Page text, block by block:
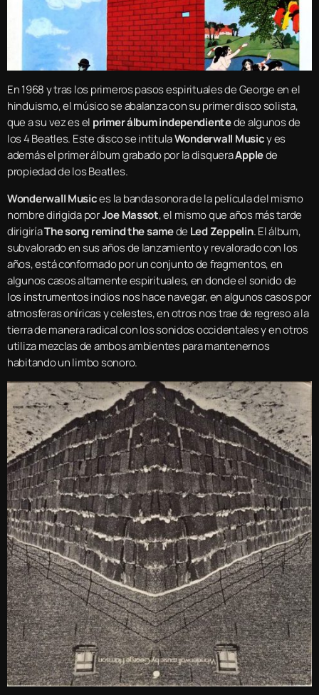
En 1968 y tras los primeros pasos espirituales de George en el
hinduismo, el músico se abalanza con su primer disco solista,
que a su vez es el primer álbum independientede algunos de
los 4 Beatles. Este disco se intitulaWonderwall Musicy es
además el primer álbum grabado por la disqueraApplede
propiedad de los Beatles.
Wonderwall Musices la banda sonora de la película del mismo
nombre dirigida porJoe Massot, el mismo que años más tarde
dirigiríaThe song remind the samede Led Zeppelin. El álbum,
subvalorado en sus años de lanzamiento y revalorado con los
años, está conformado por un conjunto de fragmentos, en
algunos casos altamente espirituales, en donde el sonido de
los instrumentos indios nos hace navegar, en algunos casos por
atmosferas oníricas y celestes, en otros nos trae de regreso a la
tierra de manera radical con los sonidos occidentales y en otros
utiliza mezclas de ambos ambientes para mantenernos
habitando un limbo sonoro.